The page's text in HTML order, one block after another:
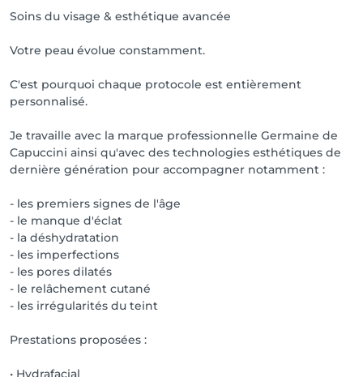
Soins du visage & esthétique avancée
Votre peau évolue constamment.
C'est pourquoi chaque protocole est entièrement
personnalisé.
Je travaille avec la marque professionnelle Germaine de
Capuccini ainsi qu'avec des technologies esthétiques de
dernière génération pour accompagner notamment :
- les premiers signes de l'âge
- le manque d'éclat
- la déshydratation
- les imperfections
- les pores dilatés
- le relâchement cutané
- les irrégularités du teint
Prestations proposées :
• Hydrafacial